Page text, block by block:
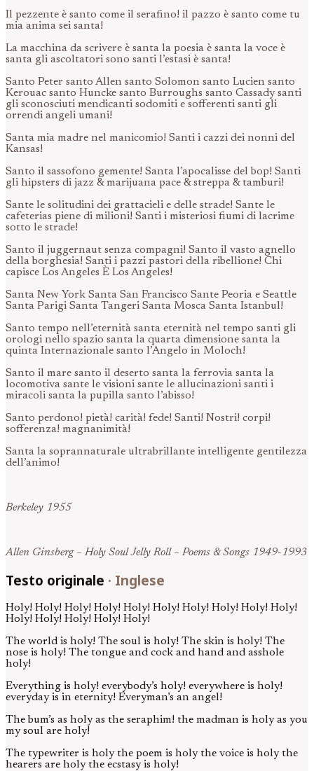
Il pezzente è santo come il serafino! il pazzo è santo come tu
mia anima sei santa!
La macchina da scrivere è santa la poesia è santa la voce è
santa gli ascoltatori sono santi l’estasi è santa!
Santo Peter santo Allen santo Solomon santo Lucien santo
Kerouac santo Huncke santo Burroughs santo Cassady santi
gli sconosciuti mendicanti sodomiti e sofferenti santi gli
orrendi angeli umani!
Santa mia madre nel manicomio! Santi i cazzi dei nonni del
Kansas!
Santo il sassofono gemente! Santa l’apocalisse del bop! Santi
gli hipsters di jazz & marijuana pace & streppa & tamburi!
Sante le solitudini dei grattacieli e delle strade! Sante le
cafeterias piene di milioni! Santi i misteriosi fiumi di lacrime
sotto le strade!
Santo il juggernaut senza compagni! Santo il vasto agnello
della borghesia! Santi i pazzi pastori della ribellione! Chi
capisce Los Angeles È Los Angeles!
Santa New York Santa San Francisco Sante Peoria e Seattle
Santa Parigi Santa Tangeri Santa Mosca Santa Istanbul!
Santo tempo nell’eternità santa eternità nel tempo santi gli
orologi nello spazio santa la quarta dimensione santa la
quinta Internazionale santo l’Angelo in Moloch!
Santo il mare santo il deserto santa la ferrovia santa la
locomotiva sante le visioni sante le allucinazioni santi i
miracoli santa la pupilla santo l’abisso!
Santo perdono! pietà! carità! fede! Santi! Nostri! corpi!
sofferenza! magnanimità!
Santa la soprannaturale ultrabrillante intelligente gentilezza
dell’animo!
Berkeley 1955
Allen Ginsberg – Holy Soul Jelly Roll – Poems & Songs 1949-1993
Testo originale · Inglese
Holy! Holy! Holy! Holy! Holy! Holy! Holy! Holy! Holy! Holy!
Holy! Holy! Holy! Holy! Holy!
The world is holy! The soul is holy! The skin is holy! The
nose is holy! The tongue and cock and hand and asshole
holy!
Everything is holy! everybody’s holy! everywhere is holy!
everyday is in eternity! Everyman’s an angel!
The bum’s as holy as the seraphim! the madman is holy as you
my soul are holy!
The typewriter is holy the poem is holy the voice is holy the
hearers are holy the ecstasy is holy!